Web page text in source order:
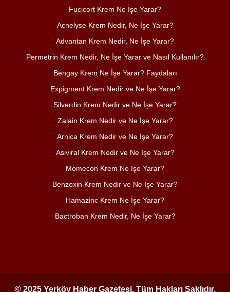
Fucicort Krem Ne İşe Yarar?
Acnelyse Krem Nedir, Ne İşe Yarar?
Advantan Krem Nedir, Ne İşe Yarar?
Permetrin Krem Nedir, Ne İşe Yarar ve Nasıl Kullanılır?
Bengay Krem Ne İşe Yarar? Faydaları
Expigment Krem Nedir ve Ne İşe Yarar?
Silverdin Krem Nedir ve Ne İşe Yarar?
Zalain Krem Nedir ve Ne İşe Yarar?
Arnica Krem Nedir ve Ne İşe Yarar?
Asiviral Krem Nedir ve Ne İşe Yarar?
Momecon Krem Ne İşe Yarar?
Benzoxin Krem Nedir ve Ne İşe Yarar?
Hamazinc Krem Ne İşe Yarar?
Bactroban Krem Nedir, Ne İşe Yarar?
© 2025 Yerköy Haber Gazetesi. Tüm Hakları Saklıdır.